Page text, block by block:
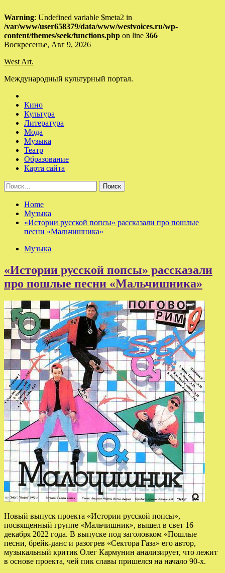
Warning: Undefined variable $meta2 in
/var/www/user658379/data/www/westvoices.ru/wp-
content/themes/seek/functions.php on line 366
Skip
content
Воскресенье, Авг 9, 2026
West Art.
Международный культурный портал.
Кино
Культура
Литература
Мода
Музыка
Театр
Образование
Карта сайта
Найти:
Home
Музыка
«Истории русской попсы» рассказали про пошлые
песни «Мальчишника»
Музыка
«Истории русской попсы» рассказали
про пошлые песни «Мальчишника»
Новый выпуск проекта «Истории русской попсы»,
посвященный группе «Мальчишник», вышел в свет 16
декабря 2022 года. В выпуске под заголовком «Пошлые
песни, брейк-данс и разогрев «Сектора Газа» его автор,
музыкальный критик Олег Кармунин анализирует, что лежит
в основе проекта, чей пик славы пришелся на начало 90-х.